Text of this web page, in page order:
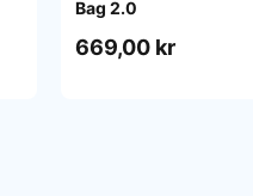
Bag 2.0
669,00 kr